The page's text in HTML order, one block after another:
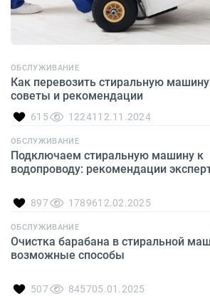
ОБСЛУЖИВАНИЕ
Как перевозить стиральную
советы и рекомендации
615 12241 12.11.2024
ОБСЛУЖИВАНИЕ
Подключаем стиральную машину к
водопроводу: рекомендации
897 1789612.02.2025
ОБСЛУЖИВАНИЕ
Очистка барабана в стиральной
возможные способы
507 845705.01.2025